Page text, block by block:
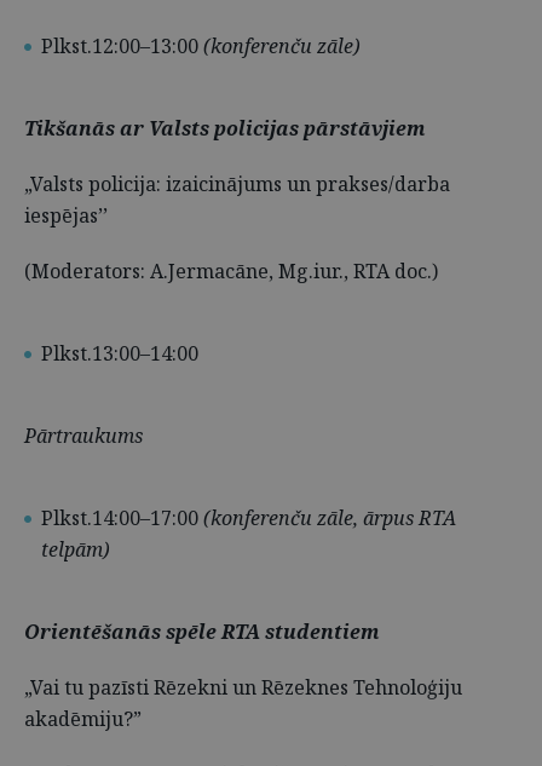
Plkst.12:00–13:00(konferenču zāle)
Tikšanās ar Valsts policijas pārstāvjiem
„Valsts policija: izaicinājums un prakses/darba
iespējas’’
(Moderators: A.Jermacāne, Mg.iur., RTA doc.)
Plkst.13:00–14:00
Pārtraukums
Plkst.14:00–17:00(konferenču zāle, ārpus RTA
telpām)
Orientēšanās spēle RTA studentiem
„Vai tu pazīsti Rēzekni un Rēzeknes Tehnoloģiju
akadēmiju?”